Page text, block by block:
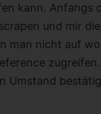
kann. Anfangs
und mir
man nicht auf
Umstand